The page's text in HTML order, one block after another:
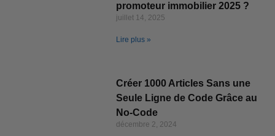
promoteur immobilier 2025 ?
juillet 14, 2025
Lire plus »
Créer 1000 Articles Sans une
Seule Ligne de Code Grâce au
No-Code
décembre 2, 2024